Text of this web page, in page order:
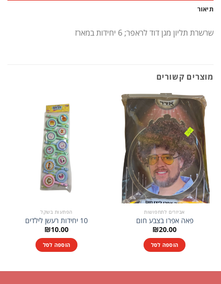
תיאור
שרשרת תליון מגן דוד לראפר; 6 יחידות במארז
מוצרים קשורים
אביזרים לתחפושות
פאה אפרו בצבע חום
₪20.00
הוספה לסל
הפתעות בשקל
10 יחידות רעשן לילדים
₪10.00
הוספה לסל